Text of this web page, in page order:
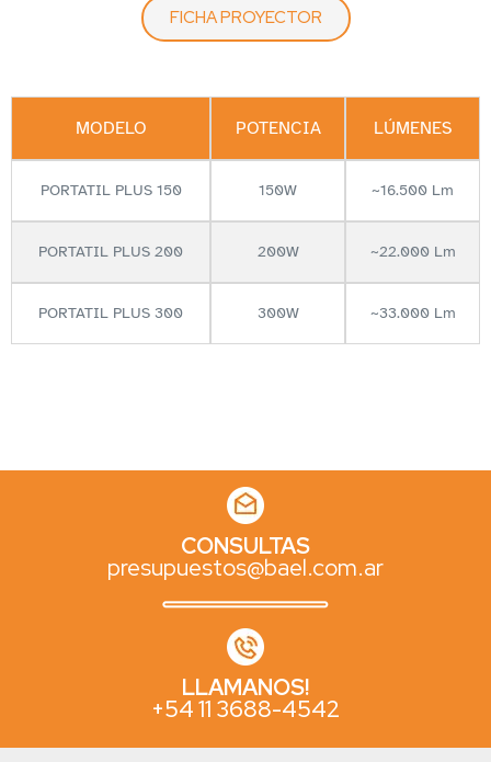
FICHA PROYECTOR
MODELO POTENCIA LÚMENES
PORTATIL PLUS 150 150W ~16.500 Lm
PORTATIL PLUS 200 200W ~22.000 Lm
PORTATIL PLUS 300 300W ~33.000 Lm
CONSULTAS
presupuestos@bael.com.ar
LLAMANOS!
+54 11 3688-4542